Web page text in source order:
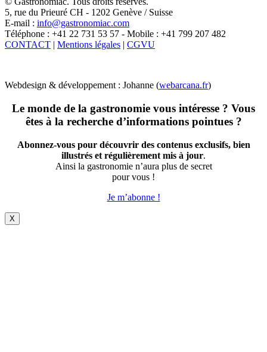
5, rue du Prieuré CH - 1202 Genève / Suisse
E-mail : info@gastronomiac.com
Téléphone : +41 22 731 53 57 - Mobile : +41 799 207 482
CONTACT | Mentions légales | CGVU
Webdesign & développement : Johanne (webarcana.fr)
Le monde de la gastronomie vous intéresse ? Vous
êtes à la recherche d’informations pointues ?
Abonnez-vous pour découvrir des contenus exclusifs, bien
illustrés et régulièrement mis à jour.
Ainsi la gastronomie n’aura plus de secret
pour vous !
Je m’abonne !
X